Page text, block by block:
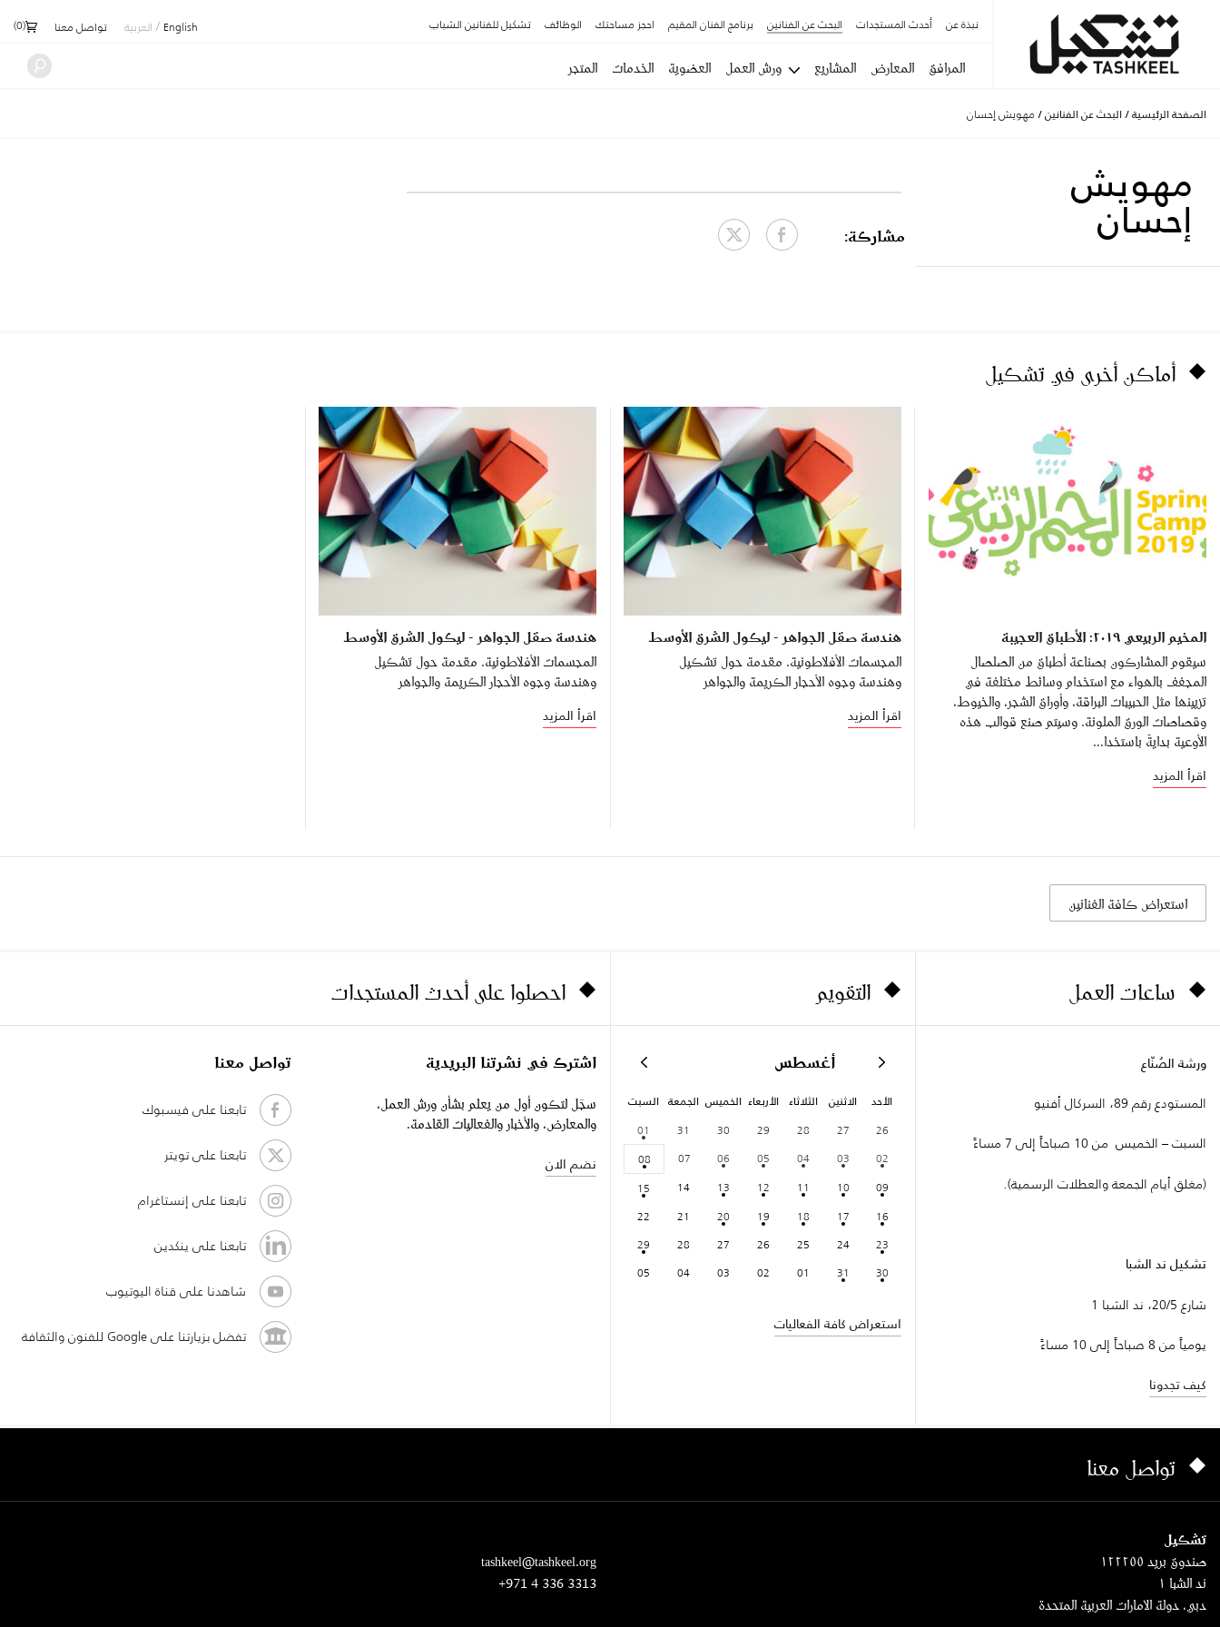
نبذة عن أحدث المستجدات البحث عن الفنانين برنامج الفنان المقيم احجز مساحتك الوظائف تشكيل للفنانين الشباب English
/ العربية تواصل معنا (
0
)
المرافق المعارض المشاريع ورش العمل العضوية الخدمات المتجر
الصفحة الرئيسية / البحث عن الفنانين / مهويش إحسان
مهويش
إحسان مشاركة:
أماكن أخرى في تشكيل
المخيم الربيعي ٢٠١٩: الأطباق العجيبة
سيقوم المشاركون بصناعة أطباق من الصلصال
المجفف بالهواء مع استخدام وسائط مختلفة في
تزيينها مثل الحبيبات البراقة، وأوراق الشجر، والخيوط،
وقصاصات الورق الملونة. وسيتم صنع قوالب هذه
الأوعية بدايةً باستخدا...
اقرأ المزيد
هندسة صقل الجواهر - ليكول الشرق الأوسط
المجسمات الأفلاطونية. مقدمة حول تشكيل
وهندسة وجوه الأحجار الكريمة والجواهر
اقرأ المزيد
هندسة صقل الجواهر - ليكول الشرق الأوسط
المجسمات الأفلاطونية. مقدمة حول تشكيل
وهندسة وجوه الأحجار الكريمة والجواهر
اقرأ المزيد
استعراض كافة الفنانين
ساعات العمل
ورشة الصُنّاع
المستودع رقم 89، السركال أفنيو
السبت – الخميس من 10 صباحاً إلى 7 مساءً
(مغلق أيام الجمعة والعطلات الرسمية).
تشكيل ند الشبا
شارع 20/5، ند الشبا 1
يومياً من 8 صباحاً إلى 10 مساءً
كيف تجدونا
التقويم
أغسطس
الأحد الاثنين الثلاثاء الأربعاء الخميس الجمعة السبت
26
27
28
29
30
31
01
02
03
04
05
06
07
08
09
10
11
12
13
14
15
16
17
18
19
20
21
22
23
24
25
26
27
28
29
30
31
01
02
03
04
05
استعراض كافة الفعاليات
احصلوا على أحدث المستجدات
اشترك في نشرتنا البريدية
سجّل لتكون أول من يعلم بشأن ورش العمل،
والمعارض، والأخبار والفعاليات القادمة.
نضم الان
تواصل معنا
تابعنا على فيسبوك
تابعنا على تويتر
تابعنا على إنستاغرام
تابعنا على ينكدين
شاهدنا على قناة اليوتيوب
تفضل بزيارتنا على Google للفنون والثقافة
تواصل معنا
تشكيل
صندوق بريد ١٢٢٢٥٥
ند الشبا ١
دبي، دولة الامارات العربية المتحدة
tashkeel@tashkeel.org
+971 4 336 3313